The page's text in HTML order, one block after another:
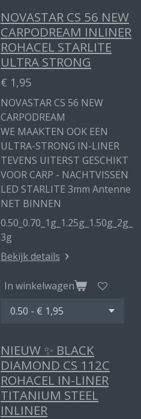
NOVASTAR CS 56 NEW
CARPODREAM INLINER
ROHACEL STARLITE
ULTRA STRONG
€ 1,95
NOVASTAR CS 56 NEW
CARPODREAM
WE MAAKTEN OOK EEN
ULTRA-STRONG IN-LINER
TEVENS UITERST GESCHIKT
VOOR CARP - NACHTVISSEN
LED STARLITE 3mm Antenne
NET BINNEN
0.50_0.70_1g_1.25g_1.50g_2g_
3g
Bekijk details
In winkelwagen
NIEUW ✨ BLACK
DIAMOND CS 112C
ROHACEL IN-LINER
TITANIUM STEEL
INLINER